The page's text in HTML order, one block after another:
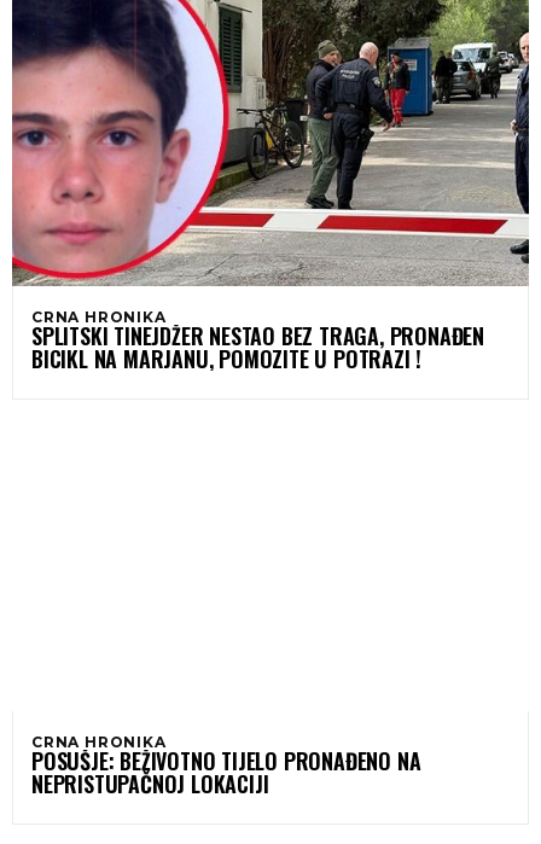
CRNA HRONIKA
SPLITSKI TINEJDŽER NESTAO BEZ TRAGA, PRONAĐEN
BICIKL NA MARJANU, POMOZITE U POTRAZI !
CRNA HRONIKA
POSUŠJE: BEŽIVOTNO TIJELO PRONAĐENO NA
NEPRISTUPAČNOJ LOKACIJI